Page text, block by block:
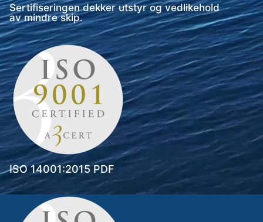
Sertifiseringen dekker utstyr og vedlikehold
av mindre skip.
ISO 14001:2015 PDF